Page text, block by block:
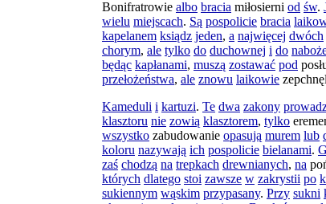
Bonifratrowie albo bracia miłosierni od św.
wielu miejscach. Są pospolicie bracia
kapelanem ksiądz jeden, a najwięcej dwóch
chorym, ale tylko do duchownej i do
będąc kapłanami, muszą zostawać pod
przełożeństwa, ale znowu laikowie
Kameduli i kartuzi. Te dwa zakony
klasztoru nie zowią klasztorem, tylko
wszystko zabudowanie opasują murem lub
koloru nazywają ich pospolicie bielanami.
zaś chodzą na trepkach drewnianych, na
których dlatego stoi zawsze w zakrystii po
sukiennym wąskim przypasany. Przy sukni